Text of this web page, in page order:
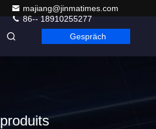
majiang@jinmatimes.com
86-- 18910255277
Gespräch
produits